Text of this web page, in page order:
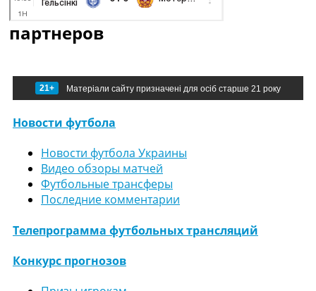
партнеров
21+ Матеріали сайту призначені для осіб старше 21 року
Новости футбола
Новости футбола Украины
Видео обзоры матчей
Футбольные трансферы
Последние комментарии
Телепрограмма футбольных трансляций
Конкурс прогнозов